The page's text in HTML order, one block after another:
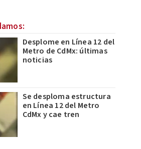
Desplome en Línea 12 del
Metro de CdMx: últimas
noticias
Se desploma estructura
en Línea 12 del Metro
CdMx y cae tren